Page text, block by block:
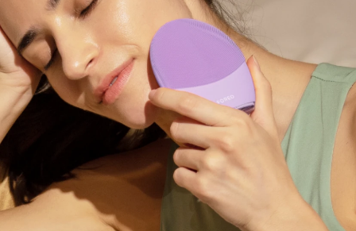
Användarprofil
Mina enheter
Mina beställningar
Mina adresser
Mina prenumerationer
NYHET
FAQ™ Pure Beauty-Tech Elixir
BREAKING NEWS
issa™ Teeth Whitening Set
Språk
English Deutsch
Español
Français
Italiano
Português
Svenska
Русский
Türkçe
简体中文 繁體中文